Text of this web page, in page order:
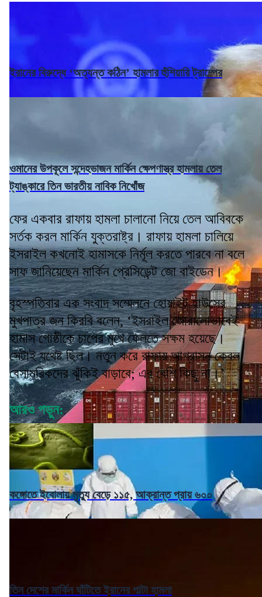
ইরানের বিরুদ্ধে ‘অত্যন্ত কঠিন’ হামলার হুঁশিয়ারি ট্রাম্পের
ওমানের উপকূলে সন্দেহভাজন মার্কিন ক্ষেপণাস্ত্র হামলায় তেল
ট্যাঙ্কারে তিন ভারতীয় নাবিক নিখোঁজ
ফের একবার রাফায় হামলা চালানো নিয়ে তেল আবিবকে
সর্তক করল মার্কিন যুক্তরাষ্ট্র। রাফায় হামলা চালিয়ে
ইসরাইল কখনোই হামাসকে নির্মূল করতে পারবে না বলে
সাফ জানিয়েছেন মার্কিন প্রেসিডেন্ট জো বাইডেন।
বৃহস্পতিবার এক সংবাদ সম্মেলনে হোয়াইট হাউসের
মুখপাত্র জন কিরবি বলেন, ‘ইসরাইল জোরালোভাবেই
হামাস গোষ্ঠীকে চাপের মুখে ফেলতে সক্ষম হয়েছে।
সেটাই যথেষ্ট ছিল। নতুন করে রাফায় আগ্রাসন কেবল
বেসামরিকদের ঝুঁকিই বাড়াবে; এর বেশি কিছু না।’
আরও পড়ুন:
কঙ্গোতে ইবোলায় মৃত্যু বেড়ে ১১৫, আক্রান্ত প্রায় ৬০০
তিন দেশের মার্কিন ঘাঁটিতে ইরানের পাল্টা হামলা